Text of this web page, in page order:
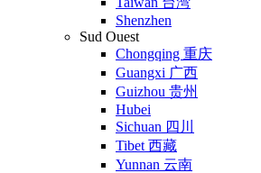
Shenzhen
Sud Ouest
Chongqing 重庆
Guangxi 广西
Guizhou 贵州
Hubei
Sichuan 四川
Tibet 西藏
Yunnan 云南